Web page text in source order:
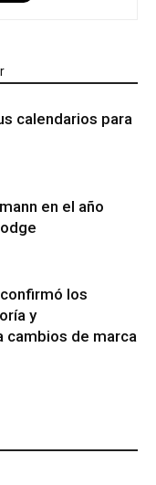
calendarios para
en el año
confirmó los
y
cambios de marca